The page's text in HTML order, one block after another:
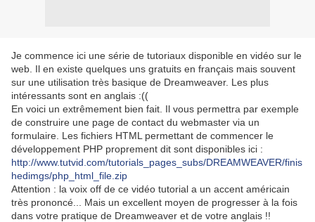
Je commence ici une série de tutoriaux disponible en vidéo sur le
web. Il en existe quelques uns gratuits en français mais souvent
sur une utilisation très basique de Dreamweaver. Les plus
intéressants sont en anglais :((
En voici un extrêmement bien fait. Il vous permettra par exemple
de construire une page de contact du webmaster via un
formulaire. Les fichiers HTML permettant de commencer le
développement PHP proprement dit sont disponibles ici :
http://www.tutvid.com/tutorials_pages_subs/DREAMWEAVER/finis
hedimgs/php_html_file.zip
Attention : la voix off de ce vidéo tutorial a un accent américain
très prononcé... Mais un excellent moyen de progresser à la fois
dans votre pratique de Dreamweaver et de votre anglais !!